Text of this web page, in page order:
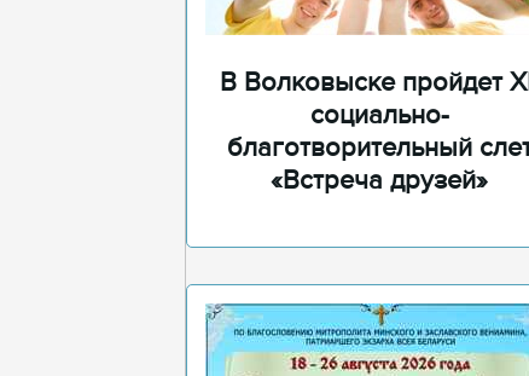
В Волковыске пройдет
социально-
благотворительный
«Встреча друзей»